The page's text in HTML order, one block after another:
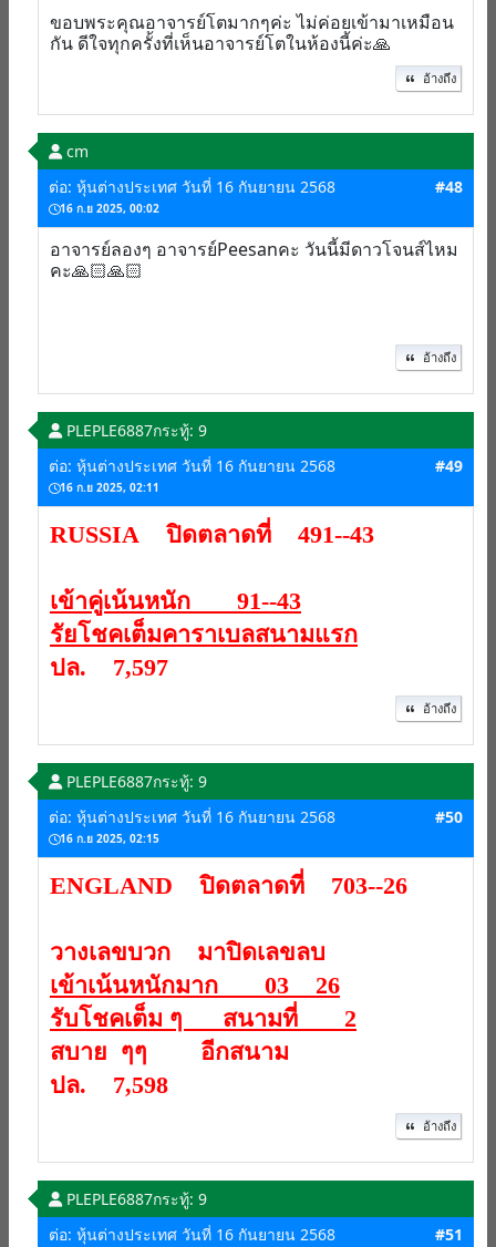
ขอบพระคุณอาจารย์โตมากๆค่ะ ไม่ค่อยเข้ามาเหมือน
กัน ดีใจทุกครั้งที่เห็นอาจารย์โตในห้องนี้ค่ะ🙏
อ้างถึง
cm
ต่อ: หุ้นต่างประเทศ วันที่ 16 กันยายน 2568
16 ก.ย 2025, 00:02
#48
อาจารย์ลองๆ อาจารย์Peesanคะ วันนี้มีดาวโจนส์ไหม
คะ🙏🏻🙏🏻
อ้างถึง
PLEPLE6887กระทู้: 9
ต่อ: หุ้นต่างประเทศ วันที่ 16 กันยายน 2568
16 ก.ย 2025, 02:11
#49
RUSSIA ปิดตลาดที่ 491--43
เข้าคู่เน้นหนัก 91--43
รัยโชคเต็มคาราเบลสนามแรก
ปล. 7,597
อ้างถึง
PLEPLE6887กระทู้: 9
ต่อ: หุ้นต่างประเทศ วันที่ 16 กันยายน 2568
16 ก.ย 2025, 02:15
#50
ENGLAND ปิดตลาดที่ 703--26
วางเลขบวก มาปิดเลขลบ
เข้าเน้นหนักมาก 03 26
รับโชคเต็ม ๆ สนามที่ 2
สบาย ๆๆ อีกสนาม
ปล. 7,598
อ้างถึง
PLEPLE6887กระทู้: 9
ต่อ: หุ้นต่างประเทศ วันที่ 16 กันยายน 2568
#51